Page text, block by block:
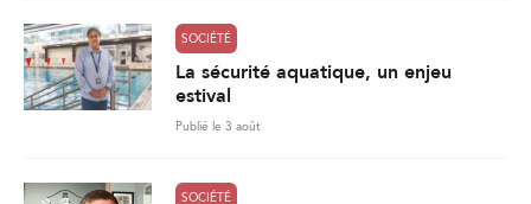
Les pompiers demandent d’élargir
la couverture des maladies
professionnelles
Publié le 31 juillet